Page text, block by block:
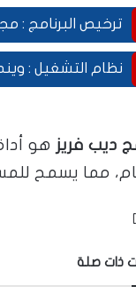
ترخيص البرنامج :
نظام التشغيل :
ديب فريز هو
مما يسمح
ذات صلة